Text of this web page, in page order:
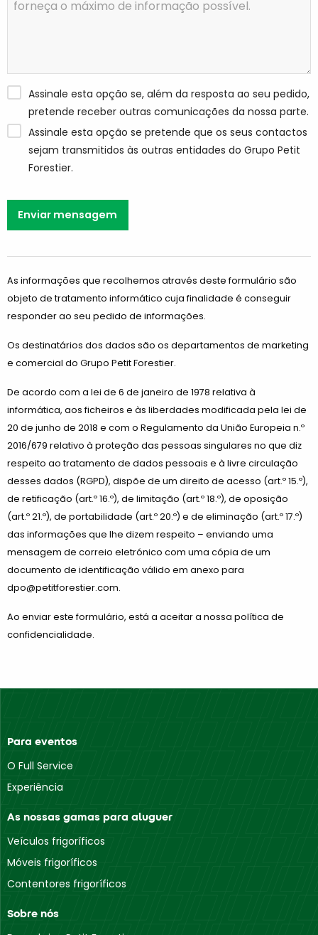
Assinale esta opção se, além da resposta ao seu pedido,
pretende receber outras comunicações da nossa parte.
Assinale esta opção se pretende que os seus contactos
sejam transmitidos às outras entidades do Grupo Petit
Forestier.
Enviar mensagem
As informações que recolhemos através deste formulário são
objeto de tratamento informático cuja finalidade é conseguir
responder ao seu pedido de informações.
Os destinatários dos dados são os departamentos de marketing
e comercial do Grupo Petit Forestier.
De acordo com a lei de 6 de janeiro de 1978 relativa à
informática, aos ficheiros e às liberdades modificada pela lei de
20 de junho de 2018 e com o Regulamento da União Europeia n.º
2016/679 relativo à proteção das pessoas singulares no que diz
respeito ao tratamento de dados pessoais e à livre circulação
desses dados (RGPD), dispõe de um direito de acesso (art.º 15.º),
de retificação (art.º 16.º), de limitação (art.º 18.º), de oposição
(art.º 21.º), de portabilidade (art.º 20.º) e de eliminação (art.º 17.º)
das informações que lhe dizem respeito – enviando uma
mensagem de correio eletrónico com uma cópia de um
documento de identificação válido em anexo para
dpo@petitforestier.com.
Ao enviar este formulário, está a aceitar a nossa política de
confidencialidade.
Para eventos
O Full Service
Experiência
As nossas gamas para aluguer
Veículos frigoríficos
Móveis frigoríficos
Contentores frigoríficos
Sobre nós